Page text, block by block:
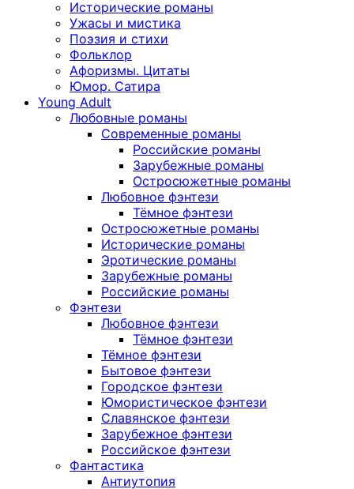
Исторические романы
Ужасы и мистика
Поэзия и стихи
Фольклор
Афоризмы. Цитаты
Юмор. Сатира
Young Adult
Любовные романы
Современные романы
Российские романы
Зарубежные романы
Остросюжетные романы
Любовное фэнтези
Тёмное фэнтези
Остросюжетные романы
Исторические романы
Эротические романы
Зарубежные романы
Российские романы
Фэнтези
Любовное фэнтези
Тёмное фэнтези
Тёмное фэнтези
Бытовое фэнтези
Городское фэнтези
Юмористическое фэнтези
Славянское фэнтези
Зарубежное фэнтези
Российское фэнтези
Фантастика
Антиутопия